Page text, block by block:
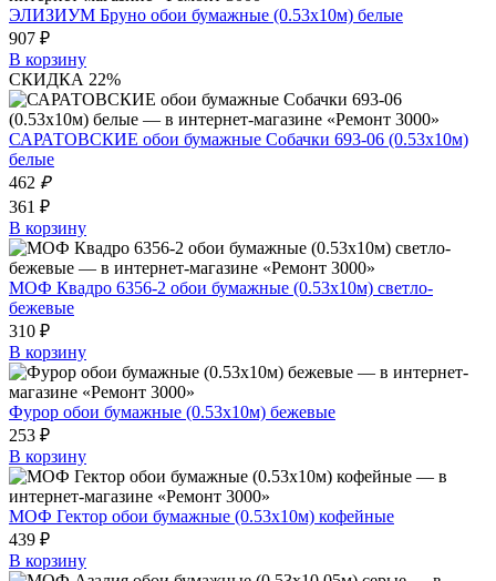
ЭЛИЗИУМ Бруно обои бумажные (0.53х10м) белые
907 ₽
В корзину
СКИДКА 22%
САРАТОВСКИЕ обои бумажные Собачки 693-06 (0.53х10м)
белые
462 ₽
361 ₽
В корзину
МОФ Квадро 6356-2 обои бумажные (0.53х10м) светло-
бежевые
310 ₽
В корзину
Фурор обои бумажные (0.53х10м) бежевые
253 ₽
В корзину
МОФ Гектор обои бумажные (0.53х10м) кофейные
439 ₽
В корзину